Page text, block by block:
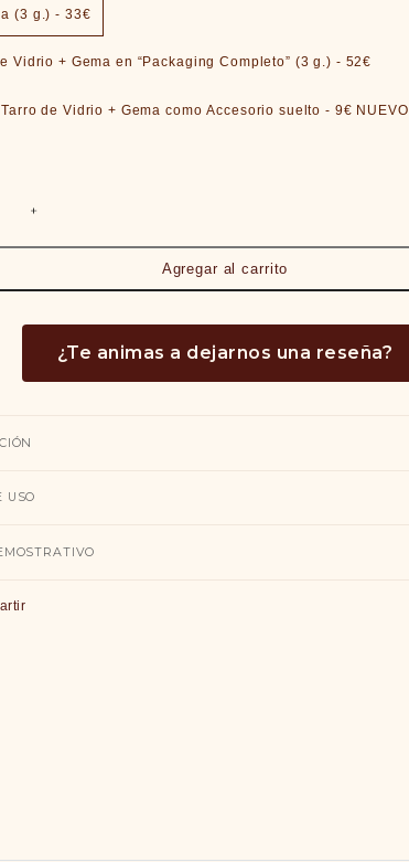
(3 g.) - 33€
Vidrio + Gema en “Packaging Completo” (3 g.) - 52€
Añadir Tarro de Vidrio + Gema como Accesorio suelto - 9€ NUEVO
Agregar al carrito
¿Te animas a dejarnos una reseña?
USO